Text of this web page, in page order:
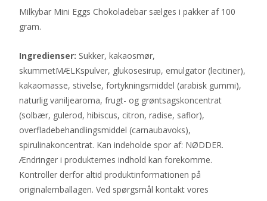
Milkybar Mini Eggs Chokoladebar sælges i pakker af 100
gram.
Ingredienser: Sukker, kakaosmør,
skummetMÆLKspulver, glukosesirup, emulgator (lecitiner),
kakaomasse, stivelse, fortykningsmiddel (arabisk gummi),
naturlig vaniljearoma, frugt- og grøntsagskoncentrat
(solbær, gulerod, hibiscus, citron, radise, saflor),
overfladebehandlingsmiddel (carnaubavoks),
spirulinakoncentrat. Kan indeholde spor af: NØDDER.
Ændringer i produkternes indhold kan forekomme.
Kontroller derfor altid produktinformationen på
originalemballagen. Ved spørgsmål kontakt vores